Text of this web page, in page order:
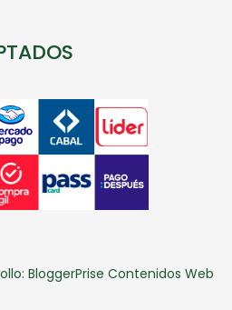
BloggerPrise Contenidos Web